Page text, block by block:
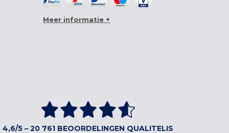
Meer informatie +
4,6/5 – 20 761 BEOORDELINGEN QUALITELIS